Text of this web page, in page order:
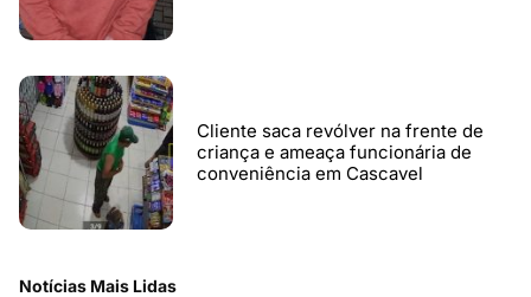
Cliente saca revólver na frente de
criança e ameaça funcionária de
conveniência em Cascavel
Notícias Mais Lidas